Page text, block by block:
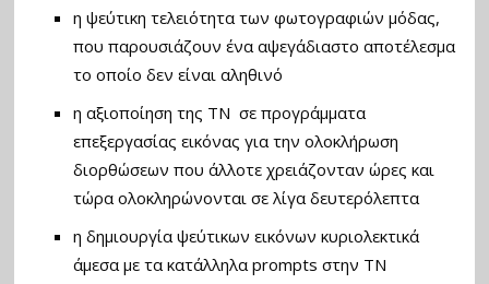
η ψεύτικη τελειότητα των φωτογραφιών μόδας,
που παρουσιάζουν ένα αψεγάδιαστο αποτέλεσμα
το οποίο δεν είναι αληθινό
η αξιοποίηση της ΤΝ σε προγράμματα
επεξεργασίας εικόνας για την ολοκλήρωση
διορθώσεων που άλλοτε χρειάζονταν ώρες και
τώρα ολοκληρώνονται σε λίγα δευτερόλεπτα
η δημιουργία ψεύτικων εικόνων κυριολεκτικά
άμεσα με τα κατάλληλα prompts στην ΤΝ